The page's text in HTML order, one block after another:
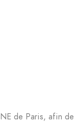
de Paris, afin de